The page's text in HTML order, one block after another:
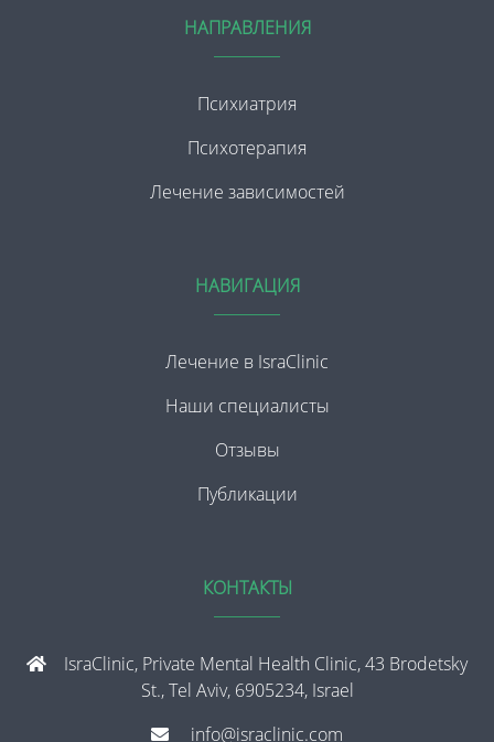
НАПРАВЛЕНИЯ
Психиатрия
Психотерапия
Лечение зависимостей
НАВИГАЦИЯ
Лечение в IsraClinic
Наши специалисты
Отзывы
Публикации
КОНТАКТЫ
IsraClinic, Private Mental Health Clinic, 43 Brodetsky
St., Tel Aviv, 6905234, Israel
info@israclinic.com